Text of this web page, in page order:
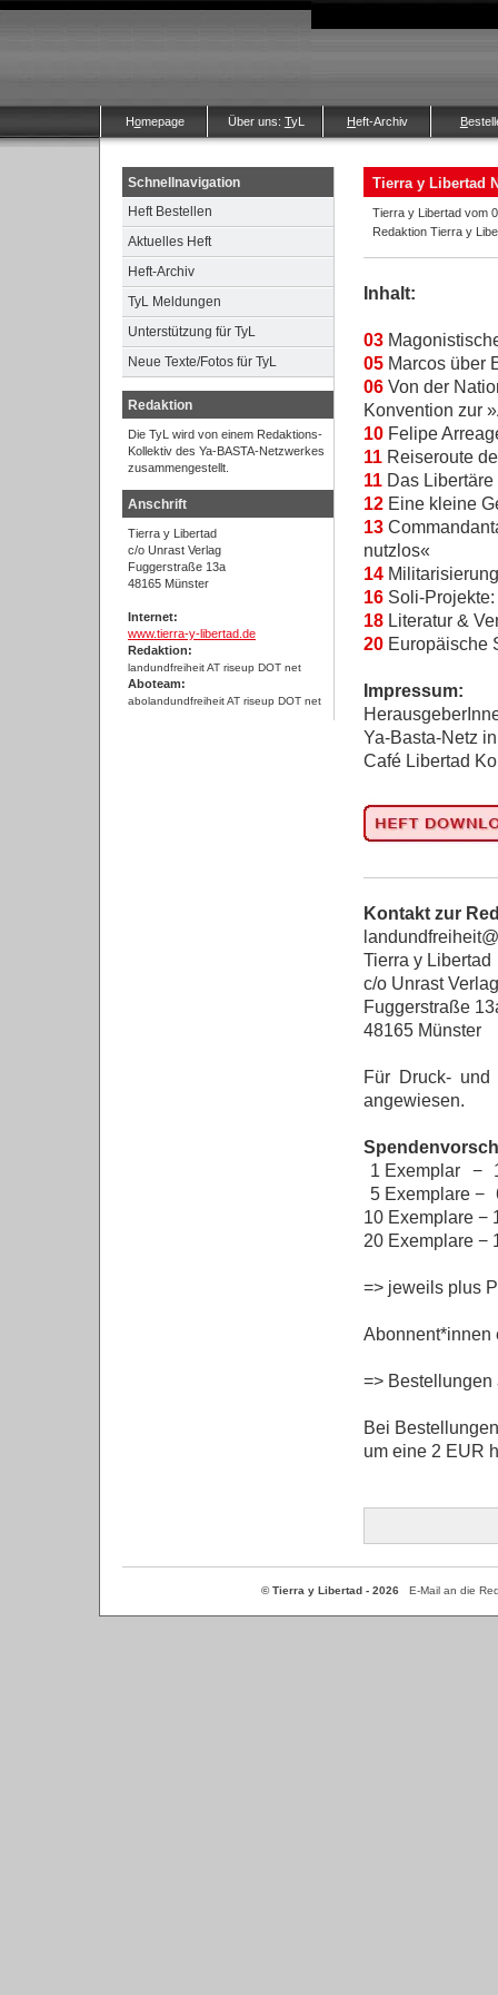
Homepage Über uns: TyL Heft-Archiv B
Schnellnavigation
Heft Bestellen
Aktuelles Heft
Heft-Archiv
TyL Meldungen
Unterstützung für TyL
Neue Texte/Fotos für TyL
Redaktion
Die TyL wird von einem Redaktions-
Kollektiv des Ya-BASTA-Netzwerkes
zusammengestellt.
Anschrift
Tierra y Libertad
c/o Unrast Verlag
Fuggerstraße 13a
48165 Münster
Internet:
www.tierra-y-libertad.de
Redaktion:
landundfreiheit AT riseup DOT net
Aboteam:
abolandundfreiheit AT riseup DOT net
Tierra y Libertad
Tierra y Libertad vom
Redaktion Tierra y
Inhalt:
03
05 Marcos über
06 Von der
Konvention zur
10 Felipe
11 Reiseroute
11 Das
12 Eine kleine
13
nutzlos«
14
16 Soli-
18 Literatur &
20 Europäische
Impressum:
Ya-Basta-Netz
Café Libertad
Kontakt zur
Tierra y Libertad
c/o Unrast Verlag
Fuggerstraße
48165 Münster
Für Druck- und
angewiesen.
1 Exemplar
−
5 Exemplare −
10 Exemplare −
20 Exemplare −
=> jeweils plus
Abonnent*innen
=>
Bei
um eine 2 EUR
© Tierra y Libertad - 2026 E-Mail an die